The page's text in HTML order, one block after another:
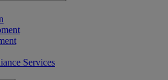
Services